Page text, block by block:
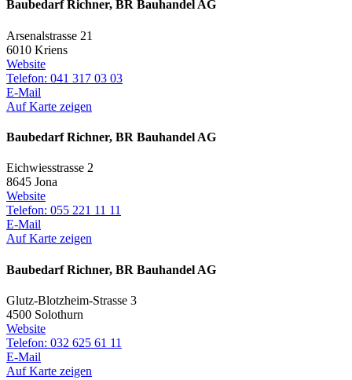
Baubedarf Richner, BR Bauhandel AG
Arsenalstrasse 21
6010 Kriens
Website
Telefon: 041 317 03 03
E-Mail
Auf Karte zeigen
Baubedarf Richner, BR Bauhandel AG
Eichwiesstrasse 2
8645 Jona
Website
Telefon: 055 221 11 11
E-Mail
Auf Karte zeigen
Baubedarf Richner, BR Bauhandel AG
Glutz-Blotzheim-Strasse 3
4500 Solothurn
Website
Telefon: 032 625 61 11
E-Mail
Auf Karte zeigen